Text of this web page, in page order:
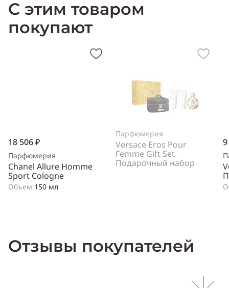
Тип аромата: цветочный
Cодержит ноты:нероли, шалфей, ветивер, орхидея, кориандр
Год выпуска:2009
Производитель:США (USA)
С этим товаром
покупают
18 506 ₽
Парфюмерия
Chanel Allure Homme
Sport Cologne
Объем 150 мл
Парфюмерия
Versace Eros Pour
Femme Gift Set
Подарочный набор
Отзывы покупателей